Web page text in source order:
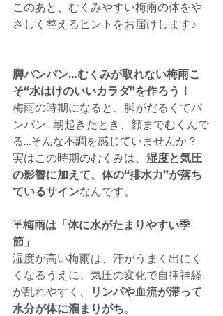
このあと、むくみやすい梅雨の体をや
さしく整えるヒントをお届けします♪
脚パンパン…むくみが取れない梅雨こ
そ“水はけのいいカラダ”を作ろう！
梅雨の時期になると、脚がだるくてパ
ンパン…朝起きたとき、顔までむくんで
る…そんな不調を感じていませんか？
実はこの時期のむくみは、 湿度と気圧
の影響に加えて、体の“排水力”が落ち
ているサインなんです。
☔️梅雨は「体に水がたまりやすい季
節」
湿度が高い梅雨は、汗がうまく出にく
くなるうえに、気圧の変化で自律神経
が乱れやすく、
リンパや血流が滞って
水分が体に溜まりがち。